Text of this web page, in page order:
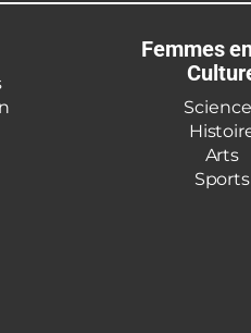
Femmes
Arts
Sports